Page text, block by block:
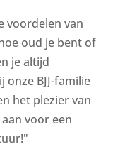
voordelen van
oud je bent of
je altijd
onze BJJ-familie
het plezier van
voor een